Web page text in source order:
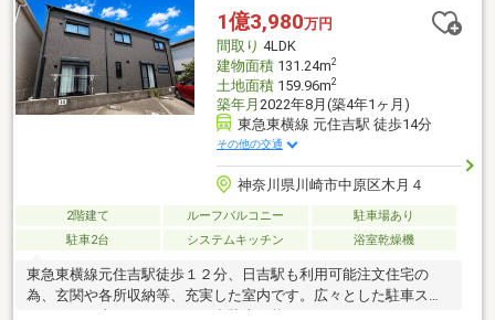
式キッチンを採用した明るいLD■全居室収納付きで豊富な収納力■
ビルトインガレージ付きで雨の日の乗り降りも快適です室内大変
丁寧にお使いです♪
1億3,980万円
間取り 4LDK
建物面積131.24m2
土地面積159.96m2
築年月 2022年8月(築4年1ヶ月)
東急東横線 元住吉駅 徒歩14分
その他の交通
神奈川県川崎市中原区木月４
2階建て ルーフバルコニー
駐車場あり
駐車2台
システムキッチン 浴室乾燥機
東急東横線元住吉駅徒歩１２分、日吉駅も利用可能注文住宅の
為、玄関や各所収納等、充実した室内です。広々とした駐車スペ